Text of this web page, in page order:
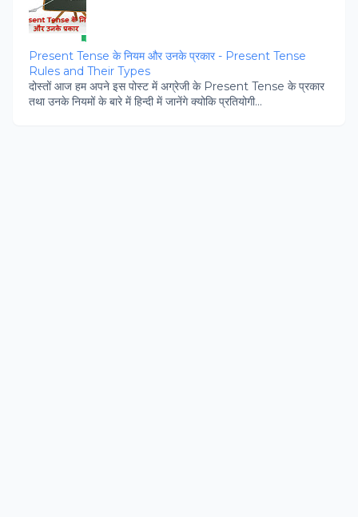
Present Tense के नियम और उनके प्रकार - Present Tense
Rules and Their Types
दोस्‍तों आज हम अपने इस पोस्‍ट में अग्रेजी के Present Tense के प्रकार
तथा उनके नियमों के बारे में हिन्‍दी में जानेंगे क्‍योकि प्रतियोगी...